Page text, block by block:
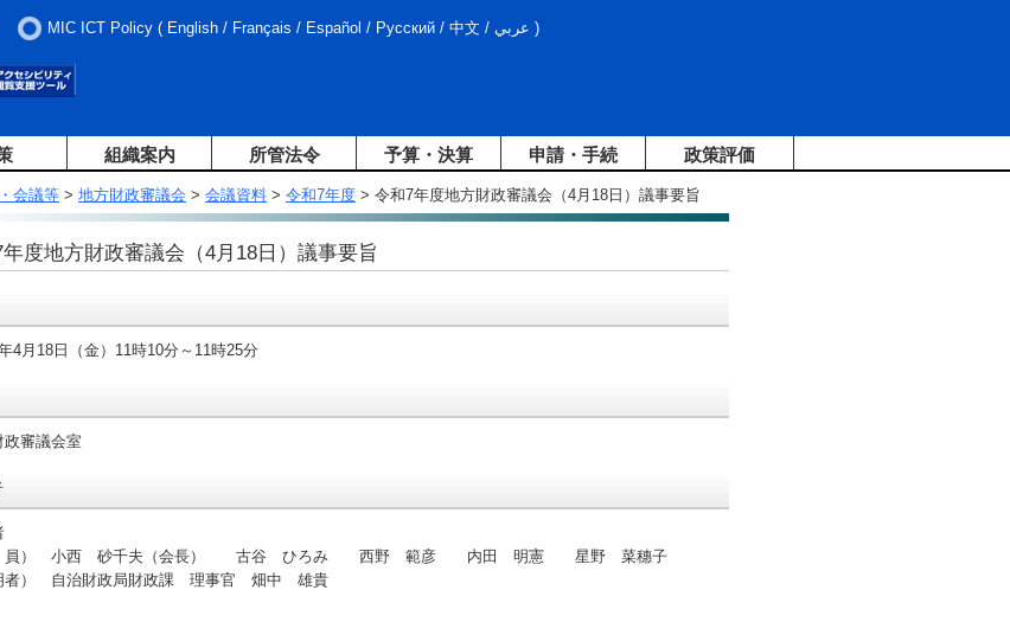
MIC ICT Policy ( English / Français / Español / Русский / 中文 / عربي )
組織案内 所管法令 予算・決算 申請・手続 政策評価
会議等 > 地方財政審議会 > 会議資料 > 令和7年度 > 令和7年度地方財政審議会（4月18日）議事要旨
度地方財政審議会（4月18日）議事要旨
4月18日（金）11時10分～11時25分
政審議会室
員） 小西 砂千夫（会長） 古谷 ひろみ 西野 範彦 内田 明憲 星野 菜穗子
者） 自治財政局財政課 理事官 畑中 雄貴